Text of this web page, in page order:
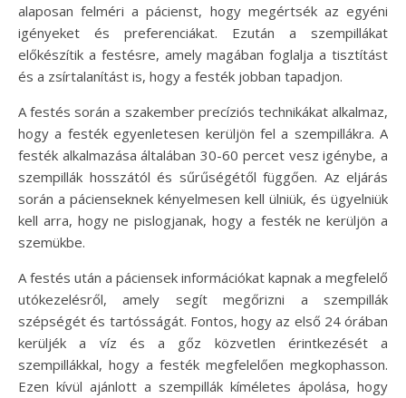
alaposan felméri a pácienst, hogy megértsék az egyéni
igényeket és preferenciákat. Ezután a szempillákat
előkészítik a festésre, amely magában foglalja a tisztítást
és a zsírtalanítást is, hogy a festék jobban tapadjon.
A festés során a szakember precíziós technikákat alkalmaz,
hogy a festék egyenletesen kerüljön fel a szempillákra. A
festék alkalmazása általában 30-60 percet vesz igénybe, a
szempillák hosszától és sűrűségétől függően. Az eljárás
során a pácienseknek kényelmesen kell ülniük, és ügyelniük
kell arra, hogy ne pislogjanak, hogy a festék ne kerüljön a
szemükbe.
A festés után a páciensek információkat kapnak a megfelelő
utókezelésről, amely segít megőrizni a szempillák
szépségét és tartósságát. Fontos, hogy az első 24 órában
kerüljék a víz és a gőz közvetlen érintkezését a
szempillákkal, hogy a festék megfelelően megkophasson.
Ezen kívül ajánlott a szempillák kíméletes ápolása, hogy